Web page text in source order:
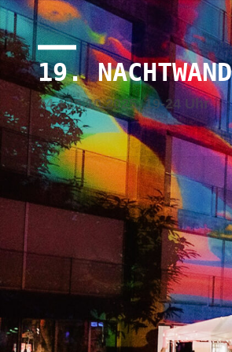
19.
24.+25.10.2025, 19-24 Uhr